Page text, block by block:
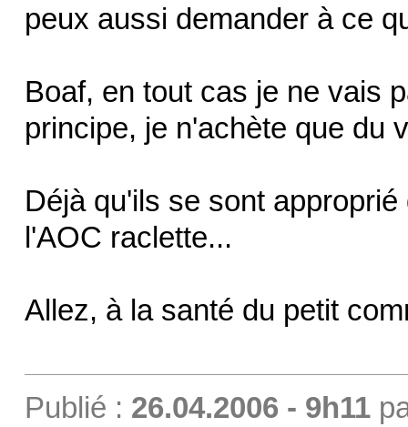
peux aussi demander à ce
Boaf, en tout cas je ne vais
principe, je n'achète que du
Déjà qu'ils se sont
l'AOC raclette...
Allez, à la santé du petit
Publié : 26.04.2006 - 9h11